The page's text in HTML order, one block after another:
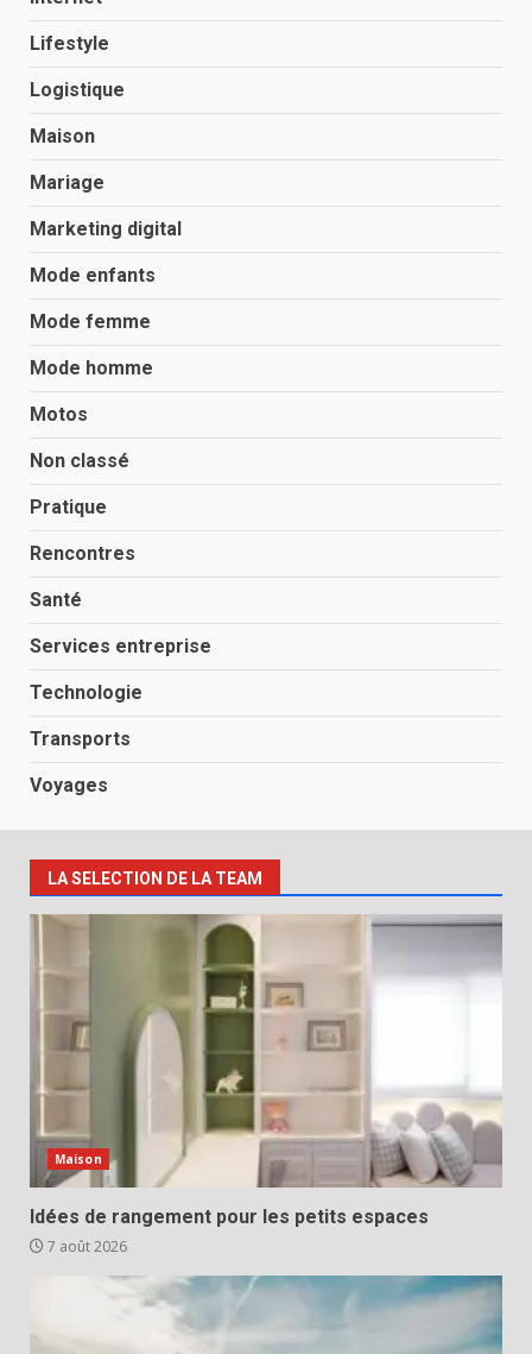
Lifestyle
Logistique
Maison
Mariage
Marketing digital
Mode enfants
Mode femme
Mode homme
Motos
Non classé
Pratique
Rencontres
Santé
Services entreprise
Technologie
Transports
Voyages
LA SELECTION DE LA TEAM
Maison
Idées de rangement pour les petits espaces
7 août 2026